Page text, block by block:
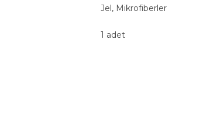
Jel, Mikrofiberler
1 adet